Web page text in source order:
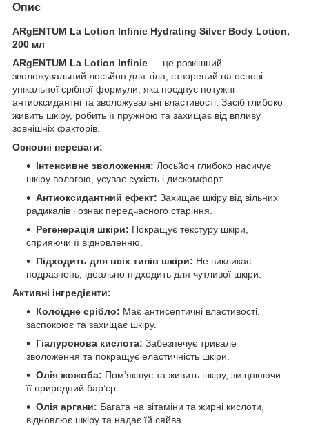
Опис
ARgENTUM La Lotion Infinie Hydrating Silver Body Lotion,
200 мл
ARgENTUM La Lotion Infinie — це розкішний
зволожувальний лосьйон для тіла, створений на основі
унікальної срібної формули, яка поєднує потужні
антиоксидантні та зволожувальні властивості. Засіб глибоко
живить шкіру, робить її пружною та захищає від впливу
зовнішніх факторів.
Основні переваги:
Інтенсивне зволоження: Лосьйон глибоко насичує
шкіру вологою, усуває сухість і дискомфорт.
Антиоксидантний ефект: Захищає шкіру від вільних
радикалів і ознак передчасного старіння.
Регенерація шкіри: Покращує текстуру шкіри,
сприяючи її відновленню.
Підходить для всіх типів шкіри: Не викликає
подразнень, ідеально підходить для чутливої шкіри.
Активні інгредієнти:
Колоїдне срібло: Має антисептичні властивості,
заспокоює та захищає шкіру.
Гіалуронова кислота: Забезпечує тривале
зволоження та покращує еластичність шкіри.
Олія жожоба: Пом’якшує та живить шкіру, зміцнюючи
її природний бар’єр.
Олія аргани: Багата на вітаміни та жирні кислоти,
відновлює шкіру та надає їй сяйва.